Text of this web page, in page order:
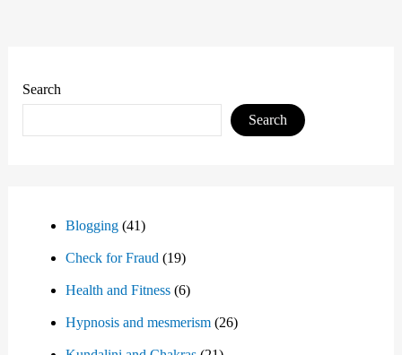
Search
Search
Blogging(41)
Check for Fraud(19)
Health and Fitness(6)
Hypnosis and mesmerism(26)